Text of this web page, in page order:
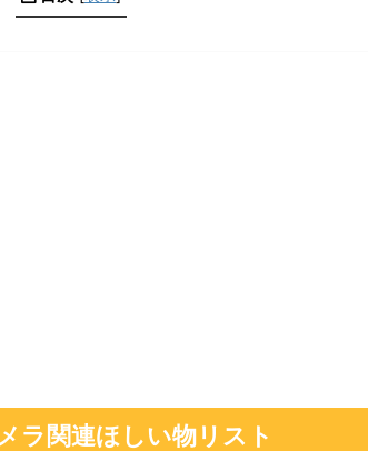
ラ関連ほしい物リスト